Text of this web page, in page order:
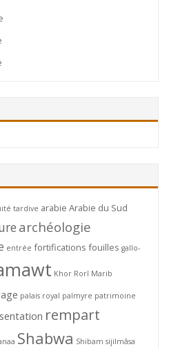
tardive arabie Arabie du Sud
archéologie
entrée fortifications fouilles gallo-
Khor Rorî Marib
palais royal palmyre patrimoine
rempart
Shabwa Shibam sijilmâsa